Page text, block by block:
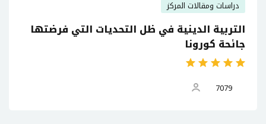
دراسات ومقالات المركز
التربية الدينية في ظل التحديات التي فرضتها
جائحة كورونا
7079